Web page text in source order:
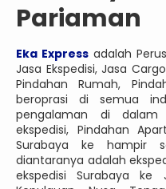
Pariaman
Eka Expressadalah
Jasa Ekspedisi, Jasa
Pindahan Rumah,
beroprasi di semua
pengalaman di dalam
ekspedisi, Pindahan
Surabaya ke hampir
diantaranya adalah
ekspedisi Surabaya ke